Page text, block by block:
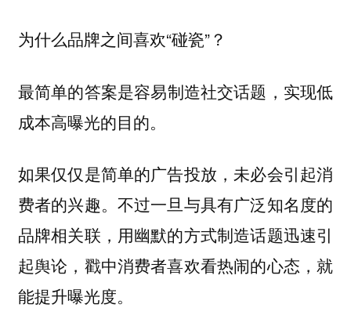
为什么品牌之间喜欢“碰瓷”？
最简单的答案是容易制造社交话题，实现低
成本高曝光的目的。
如果仅仅是简单的广告投放，未必会引起消
费者的兴趣。不过一旦与具有广泛知名度的
品牌相关联，用幽默的方式制造话题迅速引
起舆论，戳中消费者喜欢看热闹的心态，就
能提升曝光度。